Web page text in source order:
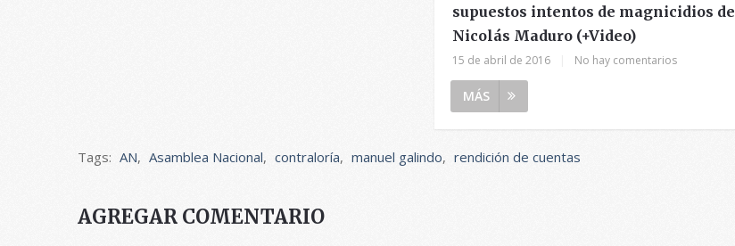
supuestos intentos de magnicidios de
Nicolás Maduro (+Video)
15 de abril de 2016 No hay comentarios
MÁS
Tags: AN, Asamblea Nacional, contraloría, manuel galindo, rendición de cuentas
AGREGAR COMENTARIO